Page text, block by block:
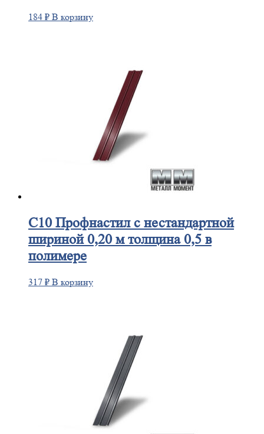
184 ₽ В корзину
С10Профнастил с нестандартной
шириной 0,20 м толщина 0,5 в
полимере
317 ₽ В корзину